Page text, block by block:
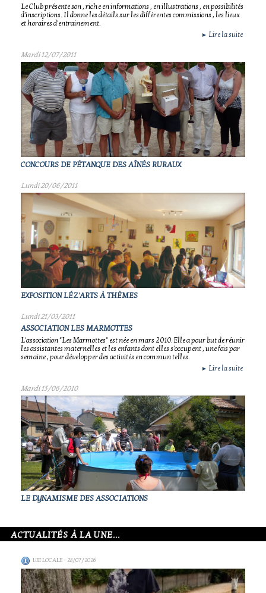
Le Club présente son , riche en informations , en illustrations , en possibilités
d'inscriptions. Il donne les détails sur les différentes commissions , les lieux
et horaires d'entrainement.
► Lire la suite
Mardi 12/07/2011
CONCOURS DE PÉTANQUE DES AÎNÉS RURAUX
Lundi 20/06/2011
EXPOSITION LÉZ'ARTS À THÈMES
Lundi 21/03/2011
ASSOCIATION LES MARMOTTES
L'association "Les Marmottes" est née en mars 2010. Elle a pour but de réunir
les assistantes maternelles et les enfants dont elles s'occupent , une fois par
semaine , pour développer des activités en commun telles.
► Lire la suite
Mardi 15/06/2010
LE DYNAMISME DES ASSOCIATIONS
ACTUALITÉS À LA UNE...
VIE LOCALE- 28/07/2026